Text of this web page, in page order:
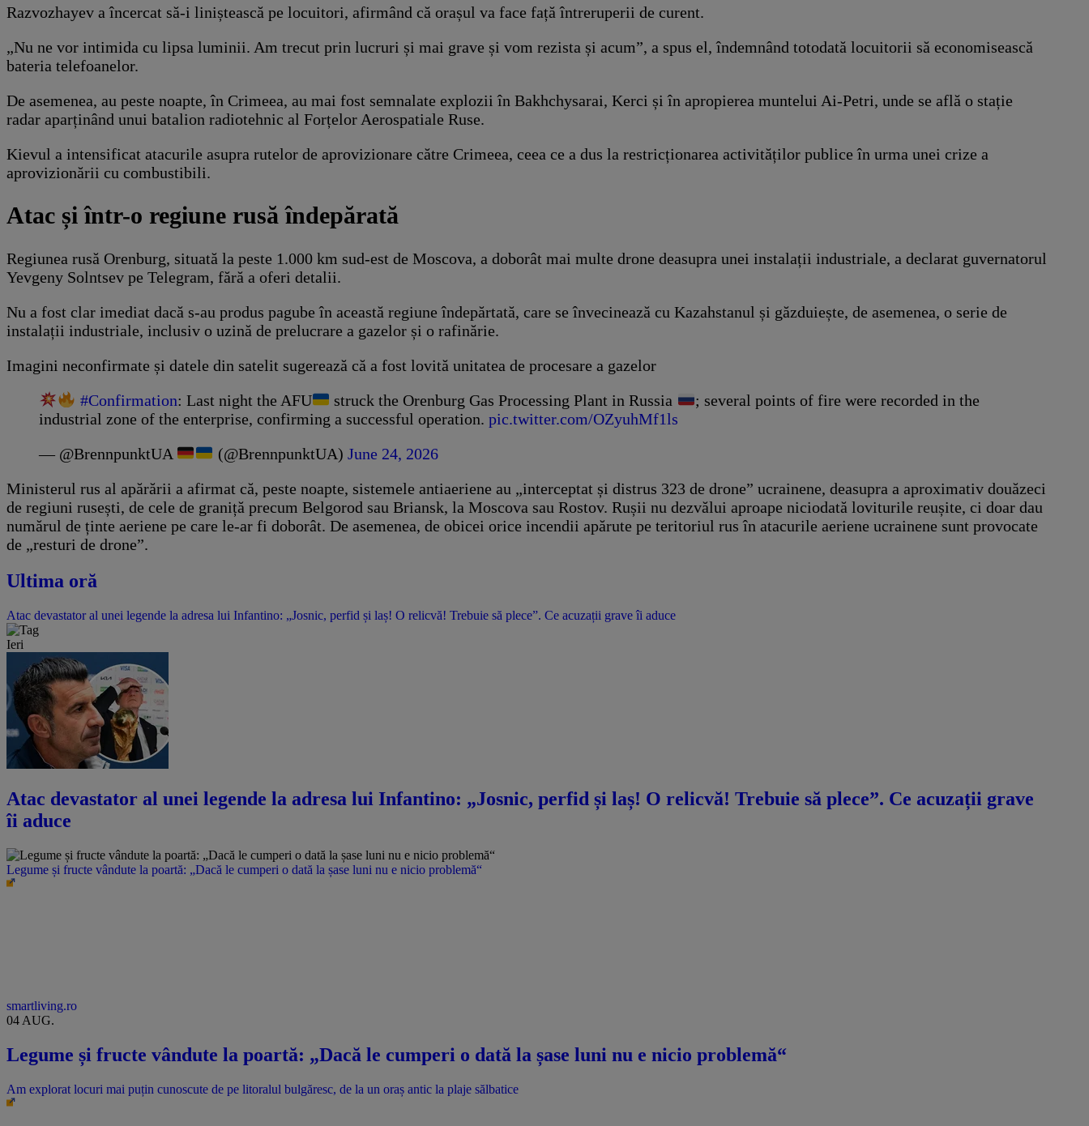
Razvozhayev a încercat să-i liniștească pe locuitori, afirmând că orașul va face față întreruperii de curent.
„Nu ne vor intimida cu lipsa luminii. Am trecut prin lucruri și mai grave și vom rezista și acum”, a spus el, îndemnând totodată locuitorii să economisească
bateria telefoanelor.
De asemenea, au peste noapte, în Crimeea, au mai fost semnalate explozii în Bakhchysarai, Kerci și în apropierea muntelui Ai-Petri, unde se află o stație
radar aparținând unui batalion radiotehnic al Forțelor Aerospatiale Ruse.
Kievul a intensificat atacurile asupra rutelor de aprovizionare către Crimeea, ceea ce a dus la restricționarea activităților publice în urma unei crize a
aprovizionării cu combustibili.
Atac și într-o regiune rusă îndepărată
Regiunea rusă Orenburg, situată la peste 1.000 km sud-est de Moscova, a doborât mai multe drone deasupra unei instalații industriale, a declarat guvernatorul
Yevgeny Solntsev pe Telegram, fără a oferi detalii.
Nu a fost clar imediat dacă s-au produs pagube în această regiune îndepărtată, care se învecinează cu Kazahstanul și găzduiește, de asemenea, o serie de
instalații industriale, inclusiv o uzină de prelucrare a gazelor și o rafinărie.
Imagini neconfirmate și datele din satelit sugerează că a fost lovită unitatea de procesare a gazelor
#Confirmation: Last night the AFU struck the Orenburg Gas Processing Plant in Russia
; several points of fire were recorded in the
industrial zone of the enterprise, confirming a successful operation. pic.twitter.com/OZyuhMf1ls
— @BrennpunktUA
(@BrennpunktUA) June 24, 2026
Ministerul rus al apărării a afirmat că, peste noapte, sistemele antiaeriene au „interceptat și distrus 323 de drone” ucrainene, deasupra a aproximativ douăzeci
de regiuni rusești, de cele de graniță precum Belgorod sau Briansk, la Moscova sau Rostov. Rușii nu dezvălui aproape niciodată loviturile reușite, ci doar dau
numărul de ținte aeriene pe care le-ar fi doborât. De asemenea, de obicei orice incendii apărute pe teritoriul rus în atacurile aeriene ucrainene sunt provocate
de „resturi de drone”.
Ultima oră
Atac devastator al unei legende la adresa lui Infantino: „Josnic, perfid și laș! O relicvă! Trebuie să plece”. Ce acuzații grave îi aduce
Ieri
Atac devastator al unei legende la adresa lui Infantino: „Josnic, perfid și laș! O relicvă! Trebuie să plece”. Ce acuzații grave
îi aduce
Legume și fructe vândute la poartă: „Dacă le cumperi o dată la șase luni nu e nicio problemă“
smartliving.ro
04 AUG.
Legume și fructe vândute la poartă: „Dacă le cumperi o dată la șase luni nu e nicio problemă“
Am explorat locuri mai puțin cunoscute de pe litoralul bulgăresc, de la un oraș antic la plaje sălbatice